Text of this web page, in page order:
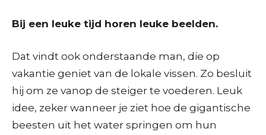
Bij een leuke tijd horen leuke beelden.
Dat vindt ook onderstaande man, die op
vakantie geniet van de lokale vissen. Zo besluit
hij om ze vanop de steiger te voederen. Leuk
idee, zeker wanneer je ziet hoe de gigantische
beesten uit het water springen om hun